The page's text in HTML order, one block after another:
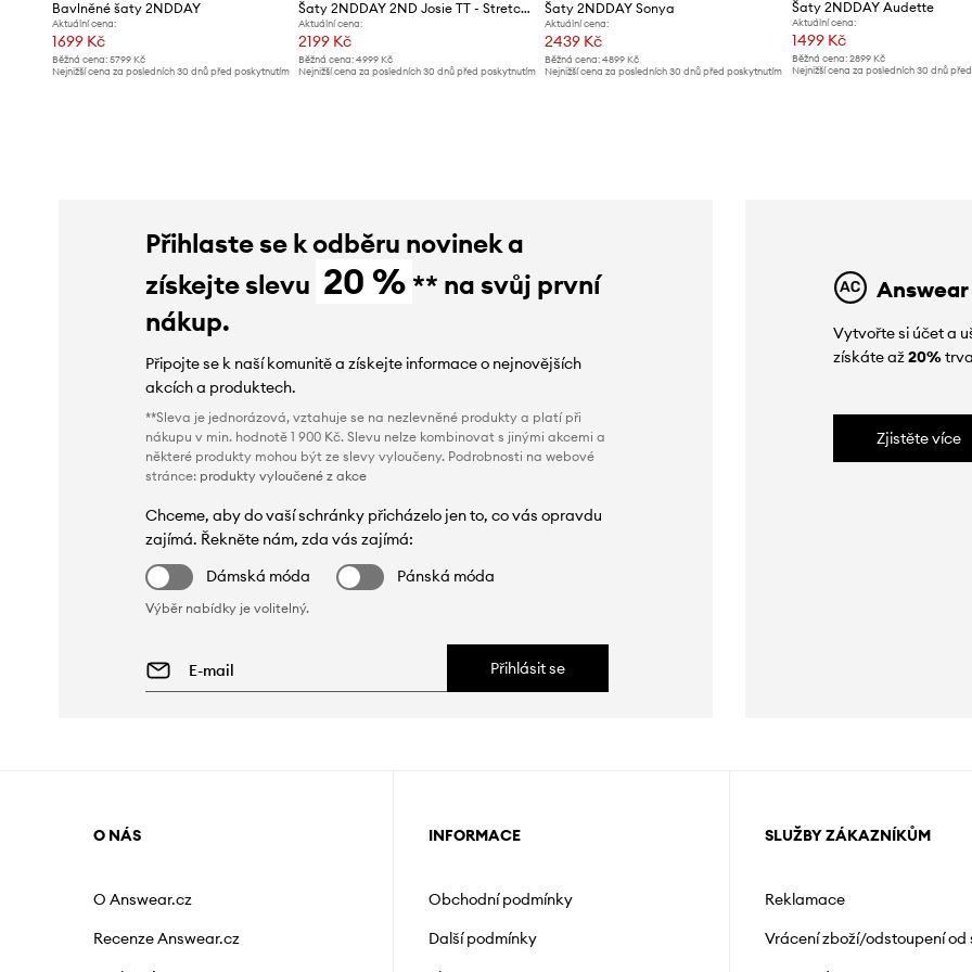
Bavlněné šaty 2NDDAY
Aktuální cena:
1699 Kč
Běžná cena: 5799 Kč
Nejnižší cena za posledních 30 dnů před poskytnutím
Šaty 2NDDAY 2ND Josie TT - Stretch Mesh
Aktuální cena:
2199 Kč
Běžná cena:4999 Kč
Nejnižší cena za posledních 30 dnů před poskytnutím
Šaty 2NDDAY Sonya
Aktuální cena:
2439 Kč
Běžná cena: 4899 Kč
Nejnižší cena za posledních 30 dnů před poskytnutím
Šaty 2NDDAY Audette
Aktuální cena:
1499 Kč
Běžná cena: 2899 Kč
Nejnižší cena za posledních 30 dnů
Přihlaste se k odběru novinek a
získejte slevu 20 % ** na svůj první
nákup.
Připojte se k naší komunitě a získejte informace o nejnovějších
akcích a produktech.
**Sleva je jednorázová, vztahuje se na nezlevněné produkty a platí při
nákupu v min. hodnotě 1 900 Kč. Slevu nelze kombinovat s jinými akcemi a
některé produkty mohou být ze slevy vyloučeny. Podrobnosti na webové
stránce: produkty vyloučené z akce
Chceme, aby do vaší schránky přicházelo jen to, co vás opravdu
zajímá. Řekněte nám, zda vás zajímá:
Dámská móda
Pánská móda
Výběr nabídky je volitelný.
Přihlásit se
Vytvořte si účet a
získáte až20%
Zjistěte více
O NÁS
O Answear.cz
Recenze Answear.cz
INFORMACE
Obchodní podmínky
Další podmínky
SLUŽBY ZÁKAZNÍKŮM
Reklamace
Vrácení zboží/odstoupení od